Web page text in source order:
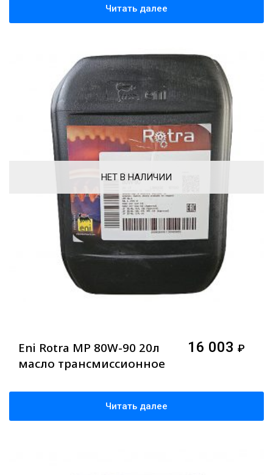
Читать далее
НЕТ В НАЛИЧИИ
Eni Rotra MP 80W-90 20л
масло трансмиссионное
16 003 ₽
Читать далее